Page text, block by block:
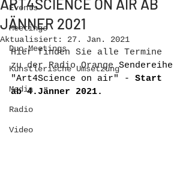
Events
Meetings
Duo-Meetings
Künstlerische Umsetzung
Media
Radio
Video
ART4SCIENCE ON AIR AB
JÄNNER 2021
Aktualisiert: 27. Jan. 2021
Hier finden Sie alle Termine
zu der Radio Orange Sendereihe
"Art4Science on air" - Start
ab 4.Jänner 2021.